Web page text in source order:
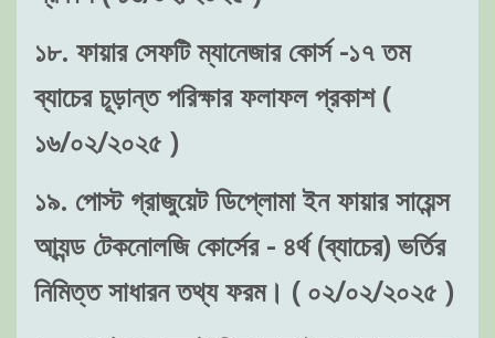
১৮. ফায়ার সেফটি ম্যানেজার কোর্স -১৭ তম
ব্যাচের চূড়ান্ত পরিক্ষার ফলাফল প্রকাশ (
১৬/০২/২০২৫ )
১৯. পোস্ট গ্রাজুয়েট ডিপ্লোমা ইন ফায়ার সায়েন্স
আ্যন্ড টেকনোলজি কোর্সের - ৪র্থ (ব্যাচের) ভর্তির
নিমিত্ত সাধারন তথ্য ফরম। ( ০২/০২/২০২৫ )